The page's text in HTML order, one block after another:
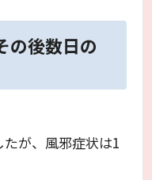
の後数日の
が、風邪症状は1